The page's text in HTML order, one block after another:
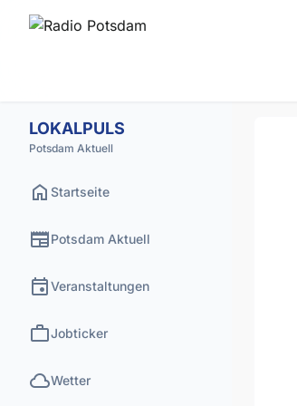
LOKALPULS
Potsdam Aktuell
home Startseite
newspaperPotsdam Aktuell
eventVeranstaltungen
workJobticker
cloudWetter